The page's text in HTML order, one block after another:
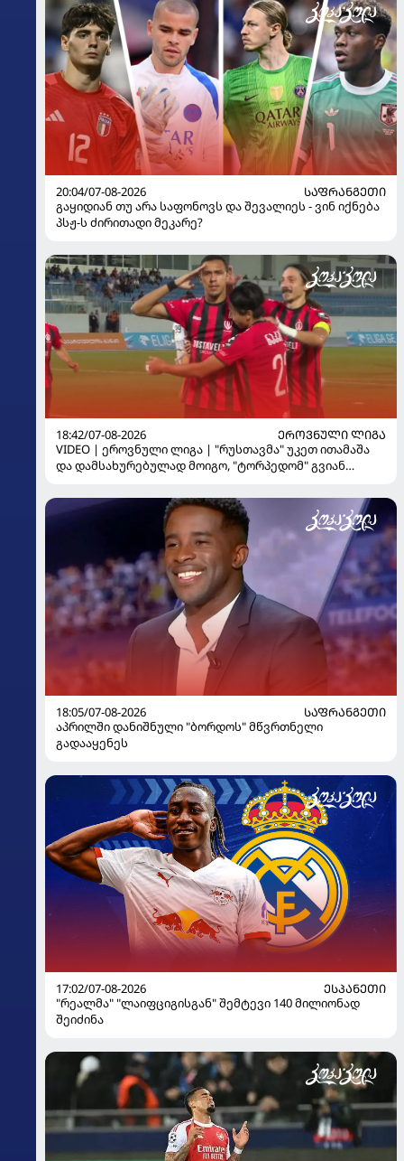
20:04/07-08-2026
ᲡᲐᲤᲠᲐᲜᲒᲔᲗᲘ
გაყიდიან თუ არა საფონოვს და შევალიეს - ვინ იქნება
პსჟ-ს ძირითადი მეკარე?
18:42/07-08-2026
ᲔᲠᲝᲕᲜᲣᲚᲘ ᲚᲘᲒᲐ
VIDEO | ეროვნული ლიგა | "რუსთავმა" უკეთ ითამაშა
და დამსახურებულად მოიგო, "ტორპედომ" გვიან
18:05/07-08-2026
ᲡᲐᲤᲠᲐᲜᲒᲔᲗᲘ
აპრილში დანიშნული "ბორდოს" მწვრთნელი
გადააყენეს
17:02/07-08-2026
ᲔᲡᲞᲐᲜᲔᲗᲘ
"რეალმა" "ლაიფციგისგან" შემტევი 140 მილიონად
შეიძინა